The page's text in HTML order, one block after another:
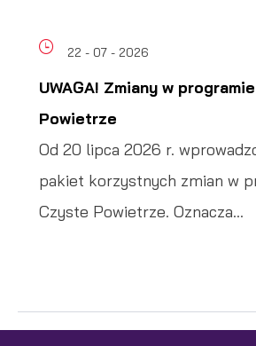
22 - 07 - 2026
UWAGA! Zmiany w
Powietrze
Od 20 lipca 2026 r.
pakiet korzystnych zmian w
Czyste Powietrze. Oznacza...